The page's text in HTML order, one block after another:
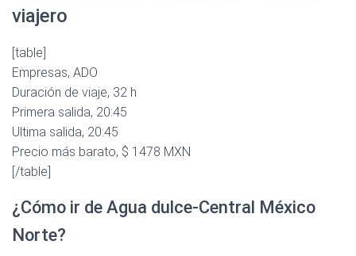
viajero
[table]
Empresas, ADO
Duración de viaje, 32 h
Primera salida, 20:45
Ultima salida, 20:45
Precio más barato, $ 1478 MXN
[/table]
¿Cómo ir de Agua dulce-Central México
Norte?